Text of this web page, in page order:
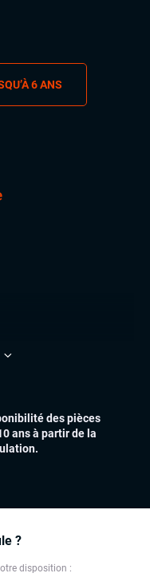
6 ANS
?
disposition :
des pièces
ans à partir de la